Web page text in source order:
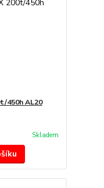
450h AL20
Skladem